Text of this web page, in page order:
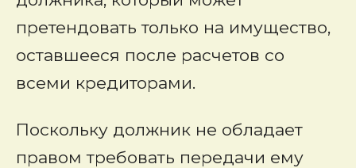
претендовать только на имущество,
оставшееся после расчетов со
всеми кредиторами.
Поскольку должник не обладает
правом требовать передачи ему